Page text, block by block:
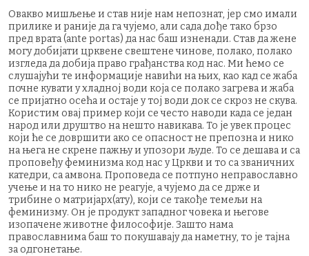
Овакво мишљење и став није нам непознат, јер смо имали
прилике и раније да га чујемо, али сада дође тако брзо
пред врата (ante portas) да нас баш изненади. Став да жене
могу добијати црквене свештене чинове, полако, полако
изгледа да добија право грађанства код нас. Ми ћемо се
слушајући те информације навићи на њих, као кад се жаба
почне кувати у хладној води која се полако загрева и жаба
се пријатно осећа и остаје у тој води док се скроз не скува.
Користим овај пример који се често наводи када се један
народ или друштво на нешто навикава. То је увек процес
који ће се довршити ако се опасност не препозна и нико
на њега не скрене пажњу и упозори људе. То се дешава и са
проповеђу феминизма код нас у Цркви и то са званичних
катедри, са амвона. Проповеда се потпуно неправославно
учење и на то нико не реагује, а чујемо да се држе и
трибине о матријарх(ату), који се такође темељи на
феминизму. Он је продукт западног човека и његове
изопачене животне философије. Зашто нама
православнима баш то покушавају да наметну, то је тајна
за одгонетање.